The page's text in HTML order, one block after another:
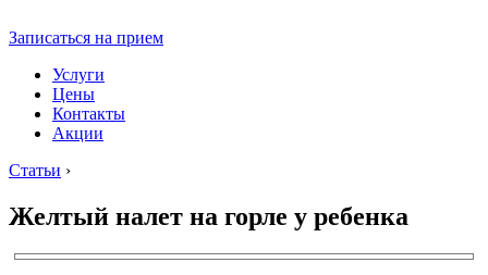
Записаться на прием
Услуги
Цены
Контакты
Акции
Статьи ›
Желтый налет на горле у ребенка